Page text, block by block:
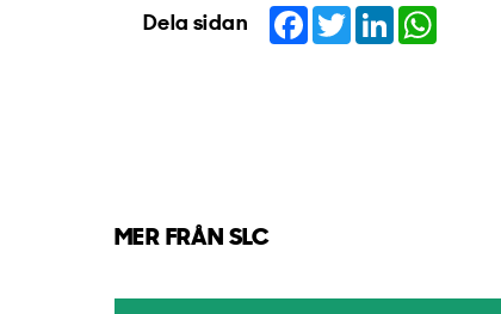
Dela sidan Facebook
TwitterLinkedIn
MER FRÅN SLC